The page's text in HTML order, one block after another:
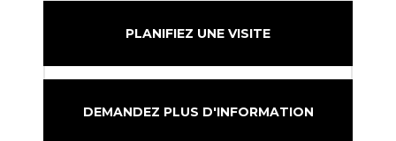
PLANIFIEZ UNE VISITE
DEMANDEZ PLUS D'INFORMATION